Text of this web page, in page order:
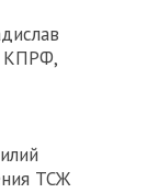
КПРФ,
ТСЖ